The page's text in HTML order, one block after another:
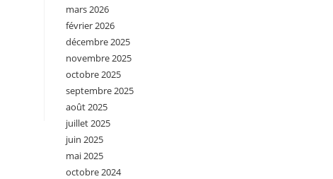
mars 2026
février 2026
décembre 2025
novembre 2025
octobre 2025
septembre 2025
août 2025
juillet 2025
juin 2025
mai 2025
octobre 2024